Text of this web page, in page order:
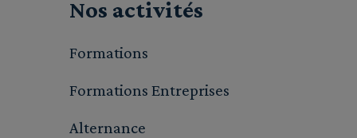
Nos activités
Formations
Formations Entreprises
Alternance